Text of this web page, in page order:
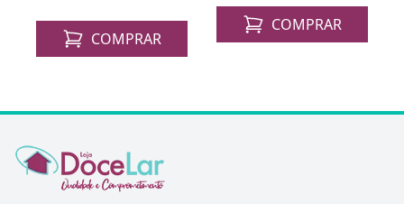
COMPRAR
COMPRAR